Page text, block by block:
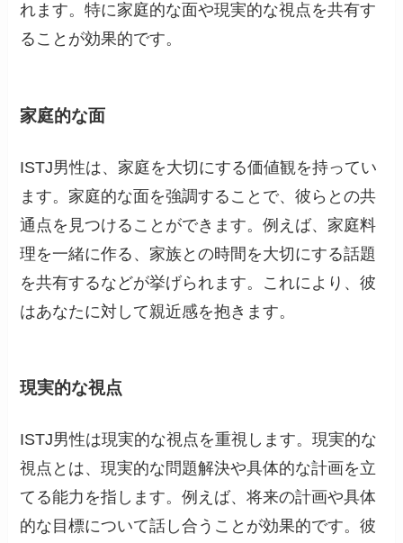
れます。特に家庭的な面や現実的な視点を共有す
ることが効果的です。
家庭的な面
ISTJ男性は、家庭を大切にする価値観を持ってい
ます。家庭的な面を強調することで、彼らとの共
通点を見つけることができます。例えば、家庭料
理を一緒に作る、家族との時間を大切にする話題
を共有するなどが挙げられます。これにより、彼
はあなたに対して親近感を抱きます。
現実的な視点
ISTJ男性は現実的な視点を重視します。現実的な
視点とは、現実的な問題解決や具体的な計画を立
てる能力を指します。例えば、将来の計画や具体
的な目標について話し合うことが効果的です。彼